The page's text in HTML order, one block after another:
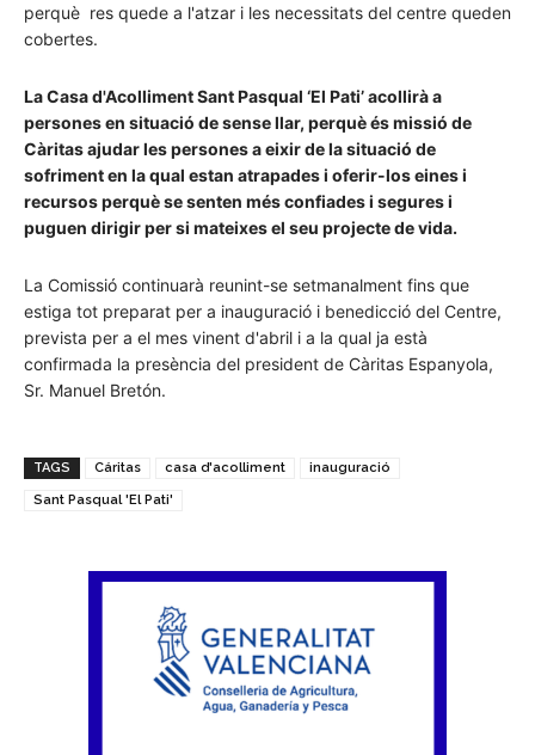
perquè res quede a l'atzar i les necessitats del centre queden
cobertes.
La Casa d'Acolliment Sant Pasqual ‘El Pati’ acollirà a
persones en situació de sense llar, perquè és missió de
Càritas ajudar les persones a eixir de la situació de
sofriment en la qual estan atrapades i oferir-los eines i
recursos perquè se senten més confiades i segures i
puguen dirigir per si mateixes el seu projecte de vida.
La Comissió continuarà reunint-se setmanalment fins que
estiga tot preparat per a inauguració i benedicció del Centre,
prevista per a el mes vinent d'abril i a la qual ja està
confirmada la presència del president de Càritas Espanyola,
Sr. Manuel Bretón.
TAGS Cáritas casa d'acolliment inauguració
Sant Pasqual 'El Pati'